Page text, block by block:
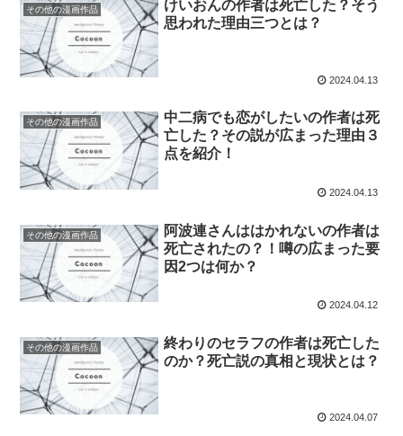
その他の漫画作品
けいおんの作者は死亡した？そう
思われた理由三つとは？
2024.04.13
その他の漫画作品
中二病でも恋がしたいの作者は死
亡した？その説が広まった理由３
点を紹介！
2024.04.13
その他の漫画作品
阿波連さんははかれないの作者は
死亡されたの？！噂の広まった要
因2つは何か？
2024.04.12
その他の漫画作品
終わりのセラフの作者は死亡した
のか？死亡説の真相と現状とは？
2024.04.07